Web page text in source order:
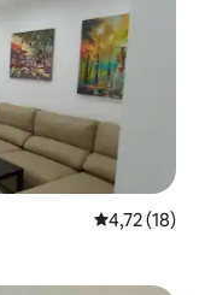
4,72 av 5 i
4,72 (18)